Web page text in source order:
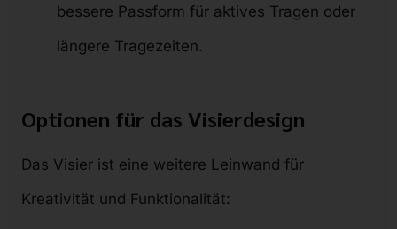
bessere Passform für aktives Tragen oder
längere Tragezeiten.
Optionen für das Visierdesign
Das Visier ist eine weitere Leinwand für
Kreativität und Funktionalität: